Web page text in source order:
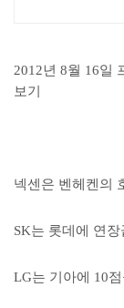
2012년 8월 16일
보기
넥센은 벤헤켄의
SK는 롯데에 연장
LG는 기아에 10